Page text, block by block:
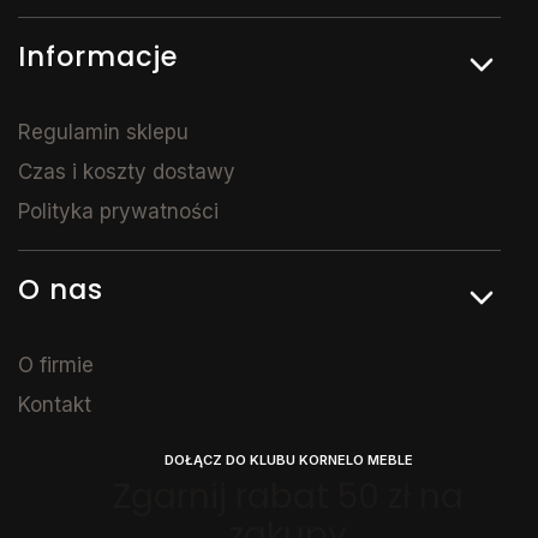
Informacje
Regulamin sklepu
Czas i koszty dostawy
Polityka prywatności
O nas
O firmie
Kontakt
DOŁĄCZ DO KLUBU KORNELO MEBLE